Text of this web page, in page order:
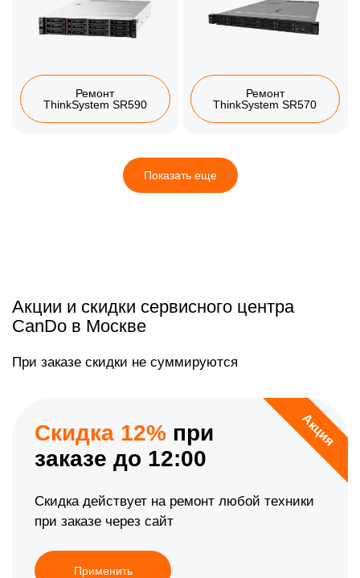
Ремонт
ThinkSystem SR590
Ремонт
ThinkSystem SR570
Показать еще
Акции и скидки сервисного центра
CanDo в Москве
При заказе скидки не суммируются
Акция
Скидка 12% при
заказе до 12:00
Скидка действует на ремонт любой техники
при заказе через сайт
Применить